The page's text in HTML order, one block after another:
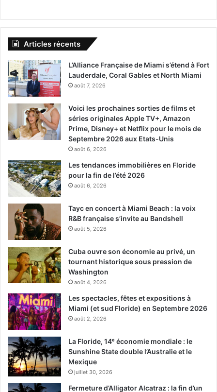
Articles récents
L’Alliance Française de Miami s’étend à Fort
Lauderdale, Coral Gables et North Miami
août 7, 2026
Voici les prochaines sorties de films et
séries originales Apple TV+, Amazon
Prime, Disney+ et Netflix pour le mois de
Septembre 2026 aux Etats-Unis
août 6, 2026
Les tendances immobilières en Floride
pour la fin de l’été 2026
août 6, 2026
Tayc en concert à Miami Beach : la voix
R&B française s’invite au Bandshell
août 5, 2026
Cuba ouvre son économie au privé, un
tournant historique sous pression de
Washington
août 4, 2026
Les spectacles, fêtes et expositions à
Miami (et sud Floride) en Septembre 2026
août 2, 2026
La Floride, 14ᵉ économie mondiale : le
Sunshine State double l’Australie et le
Mexique
juillet 30, 2026
Fermeture d’Alligator Alcatraz : la fin d’un